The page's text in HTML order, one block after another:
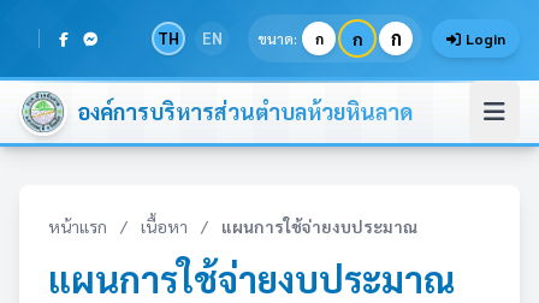
TH EN ขนาด: ก ก ก Login
องค์การบริหารส่วนตำบลห้วยหินลาด
หน้าแรก / เนื้อหา / แผนการใช้จ่ายงบประมาณ
แผนการใช้จ่ายงบประมาณ